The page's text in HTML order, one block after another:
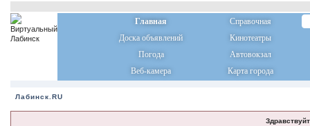
Главная
Справочная
Доска объявлений
Кинотеатры
Погода
Автовокзал
Веб-камера
Карта города
Лабинск.RU